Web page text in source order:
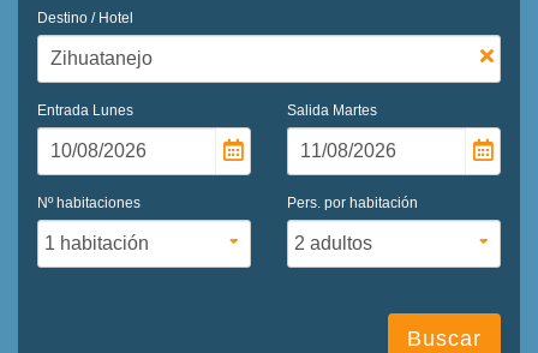
Destino / Hotel
Entrada Lunes Salida Martes
Nº habitaciones Pers. por habitación
Buscar